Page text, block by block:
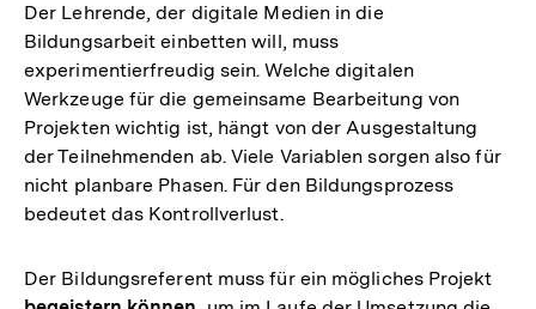
Der Lehrende, der digitale Medien in die
Bildungsarbeit einbetten will, muss
experimentierfreudig sein. Welche digitalen
Werkzeuge für die gemeinsame Bearbeitung von
Projekten wichtig ist, hängt von der Ausgestaltung
der Teilnehmenden ab. Viele Variablen sorgen also für
nicht planbare Phasen. Für den Bildungsprozess
bedeutet das Kontrollverlust.
Der Bildungsreferent muss für ein mögliches Projekt